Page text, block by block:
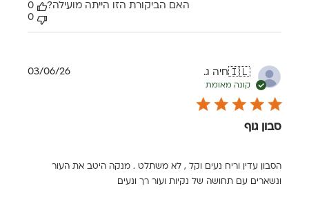
האם הביקורת הזו הייתה מועילה?
0
0
🇮🇱חיה ג.
קונה מאומת
סבון גוף
הסבון עדין וריח נעים וקל , לא משתלט . מנקה היטב את העור
ונשארים עם תחושה של נקיות ועור רך ונעים
תאריך03/06/26